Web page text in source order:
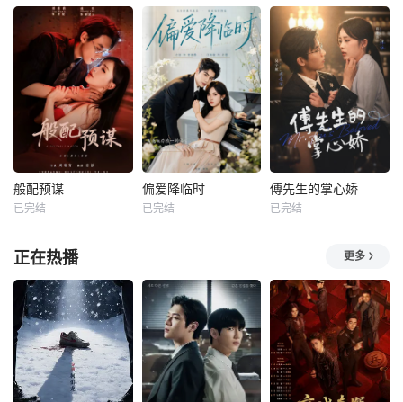
般配预谋
已完结
偏爱降临时
已完结
傅先生的掌心娇
已完结
正在热播 更多